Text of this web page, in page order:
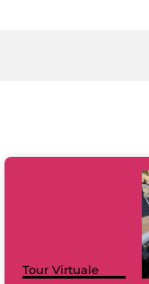
Tour Virtuale